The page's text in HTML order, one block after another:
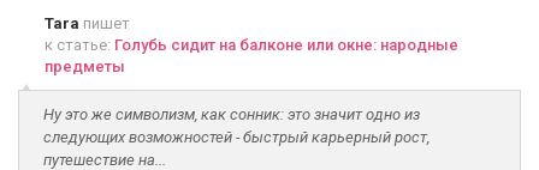
Tara пишет
к статье: Голубь сидит на балконе или окне: народные
предметы
Ну это же символизм, как сонник: это значит одно из
следующих возможностей - быстрый карьерный рост,
путешествие на...